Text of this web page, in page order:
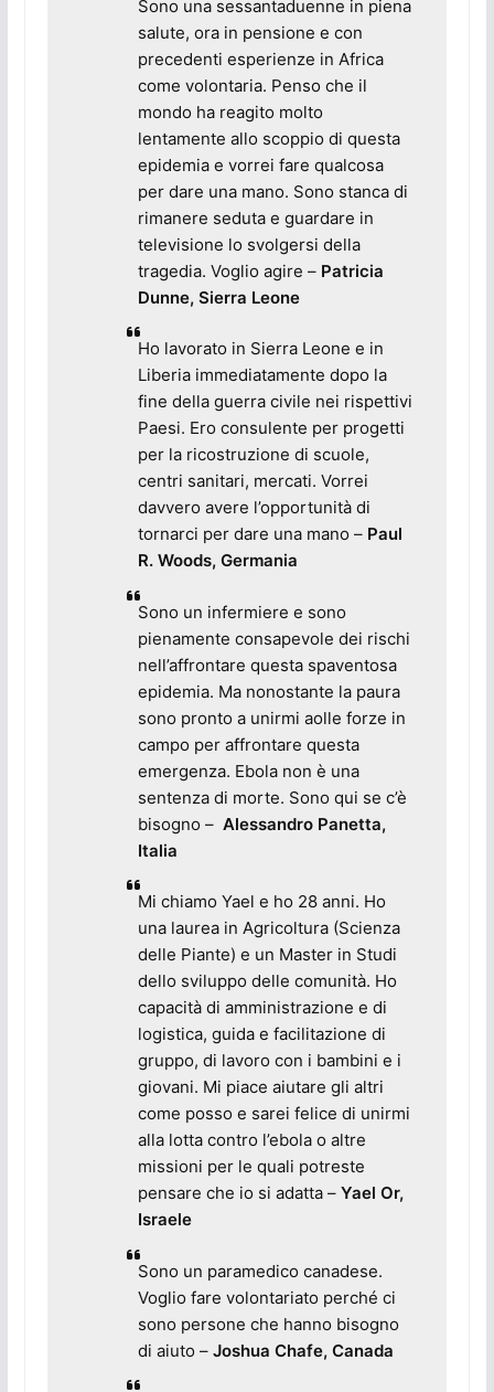
Sono una sessantaduenne in piena
salute, ora in pensione e con
precedenti esperienze in Africa
come volontaria. Penso che il
mondo ha reagito molto
lentamente allo scoppio di questa
epidemia e vorrei fare qualcosa
per dare una mano. Sono stanca di
rimanere seduta e guardare in
televisione lo svolgersi della
tragedia. Voglio agire – Patricia
Dunne, Sierra Leone
Ho lavorato in Sierra Leone e in
Liberia immediatamente dopo la
fine della guerra civile nei rispettivi
Paesi. Ero consulente per progetti
per la ricostruzione di scuole,
centri sanitari, mercati. Vorrei
davvero avere l’opportunità di
tornarci per dare una mano – Paul
R. Woods, Germania
Sono un infermiere e sono
pienamente consapevole dei rischi
nell’affrontare questa spaventosa
epidemia. Ma nonostante la paura
sono pronto a unirmi aolle forze in
campo per affrontare questa
emergenza. Ebola non è una
sentenza di morte. Sono qui se c’è
bisogno – Alessandro Panetta,
Italia
Mi chiamo Yael e ho 28 anni. Ho
una laurea in Agricoltura (Scienza
delle Piante) e un Master in Studi
dello sviluppo delle comunità. Ho
capacità di amministrazione e di
logistica, guida e facilitazione di
gruppo, di lavoro con i bambini e i
giovani. Mi piace aiutare gli altri
come posso e sarei felice di unirmi
alla lotta contro l’ebola o altre
missioni per le quali potreste
pensare che io si adatta– Yael Or,
Israele
Sono un paramedico canadese.
Voglio fare volontariato perché ci
sono persone che hanno bisogno
di aiuto – Joshua Chafe, Canada